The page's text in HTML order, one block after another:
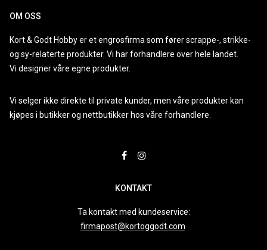
OM OSS
Kort & Godt Hobby er et engrosfirma som fører scrappe-, strikke-
og sy-relaterte produkter. Vi har forhandlere over hele landet.
Vi designer våre egne produkter.
Vi selger ikke direkte til private kunder, men våre produkter kan
kjøpes i butikker og nettbutikker hos våre forhandlere.
KONTAKT
Ta kontakt med kundeservice:
firmapost@kortoggodt.com